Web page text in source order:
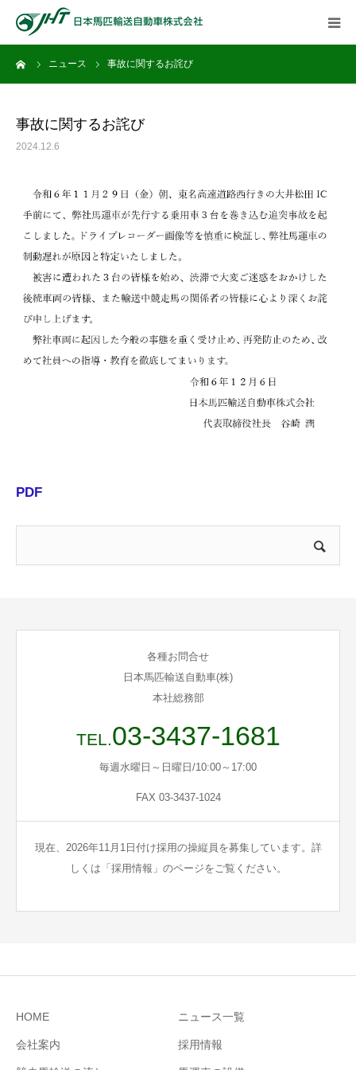
ニュース 事故に関するお詫び
事故に関するお詫び
2024.12.6
PDF
各種お問合せ
日本馬匹輸送自動車(株)
本社総務部
TEL.03-3437-1681
毎週水曜日～日曜日/10:00～17:00
FAX 03-3437-1024
現在、2026年11月1日付け採用の操縦員を募集しています。詳
しくは「採用情報」のページをご覧ください。
HOME ニュース一覧
会社案内 採用情報
HOME
競走馬輸送の流れ
馬運車の設備
よくあるご質問